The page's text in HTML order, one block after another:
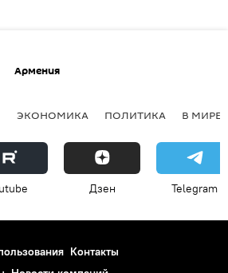
Армения
ЭКОНОМИКА ПОЛИТИКА В МИРЕ
Дзен Telegram
Контакты